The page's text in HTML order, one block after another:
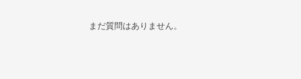
まだ質問はありません。